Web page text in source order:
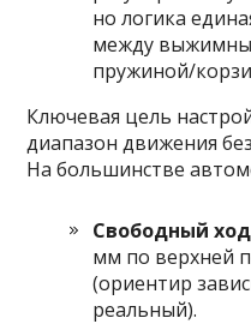
но логика
между
пружиной/
Ключевая цель
диапазон движения
На большинстве
Свободный
мм по верхней
(ориентир
реальный).